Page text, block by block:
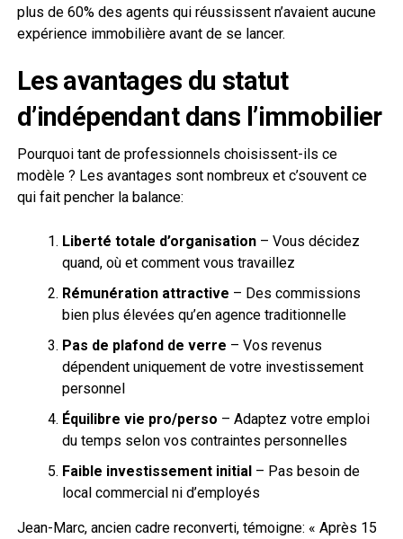
plus de 60% des agents qui réussissent n’avaient aucune
expérience immobilière avant de se lancer.
Les avantages du statut
d’indépendant dans l’immobilier
Pourquoi tant de professionnels choisissent-ils ce
modèle ? Les avantages sont nombreux et c’souvent ce
qui fait pencher la balance:
Liberté totale d’organisation– Vous décidez
quand, où et comment vous travaillez
Rémunération attractive – Des commissions
bien plus élevées qu’en agence traditionnelle
Pas de plafond de verre – Vos revenus
dépendent uniquement de votre investissement
personnel
Équilibre vie pro/perso – Adaptez votre emploi
du temps selon vos contraintes personnelles
Faible investissement initial– Pas besoin de
local commercial ni d’employés
Jean-Marc, ancien cadre reconverti, témoigne: « Après 15